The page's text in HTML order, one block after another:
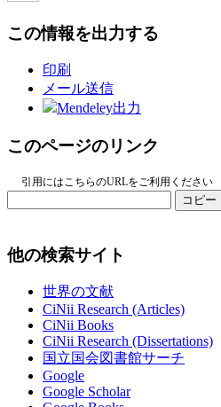
この情報を出力する
印刷
メール送信
Mendeley出力
このページのリンク
引用にはこちらのURLをご利用ください
コピー
他の検索サイト
世界の文献
CiNii Research (Articles)
CiNii Books
CiNii Research (Dissertations)
国立国会図書館サーチ
Google
Google Scholar